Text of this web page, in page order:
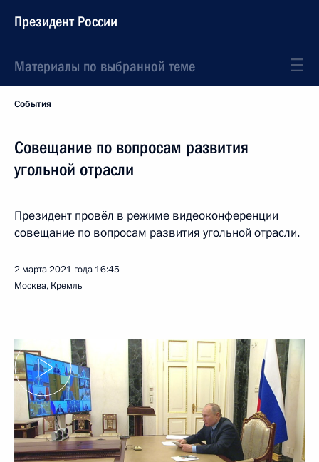
Президент России
Материалы по выбранной теме
События
Совещание по вопросам развития
угольной отрасли
Президент провёл в режиме видеоконференции
совещание по вопросам развития угольной отрасли.
2 марта 2021 года 16:45
Москва, Кремль